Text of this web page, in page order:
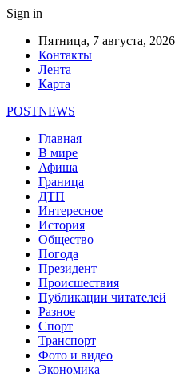
Sign in
Пятница, 7 августа, 2026
Контакты
Лента
Карта
POSTNEWS
Главная
В мире
Афиша
Граница
ДТП
Интересное
История
Общество
Погода
Президент
Происшествия
Публикации читателей
Разное
Спорт
Транспорт
Фото и видео
Экономика